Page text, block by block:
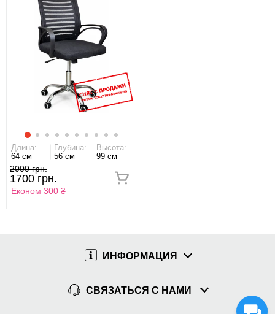
Длина:
64 см
Глубина:
56 см
Высота:
99 см
2000 грн.
1700 грн.
Економ 300 ₴
ИНФОРМАЦИЯ
СВЯЗАТЬСЯ С НАМИ